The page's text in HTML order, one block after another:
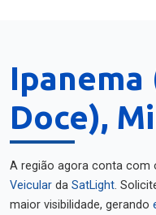
Ipanema
Doce),
A região agora conta com
Veicular da SatLight.
maior visibilidade, gerando